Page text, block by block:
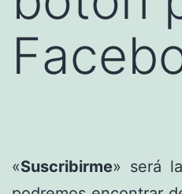
«Suscribirme» será